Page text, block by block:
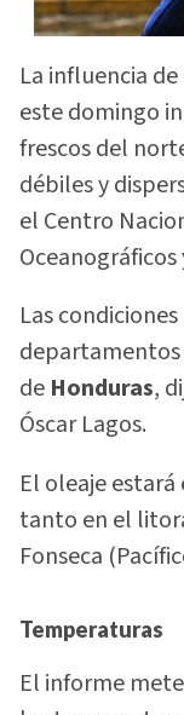
La influencia
este domingo
frescos del
débiles y
el Centro
Oceanográficos
Las
de Honduras,
Óscar Lagos.
El oleaje
tanto en el
Fonseca
Temperaturas
El informe